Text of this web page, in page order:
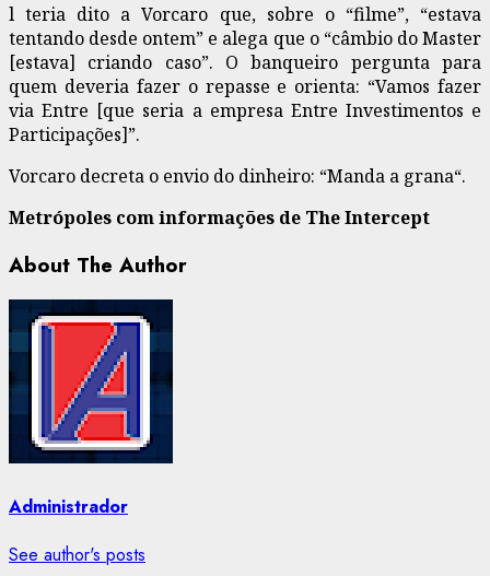
l teria dito a Vorcaro que, sobre o “filme”, “estava
tentando desde ontem” e alega que o “câmbio do Master
[estava] criando caso”. O banqueiro pergunta para
quem deveria fazer o repasse e orienta: “Vamos fazer
via Entre [que seria a empresa Entre Investimentos e
Participações]”.
Vorcaro decreta o envio do dinheiro: “Manda a grana“.
Metrópoles com informações de The Intercept
About The Author
Administrador
See author's posts